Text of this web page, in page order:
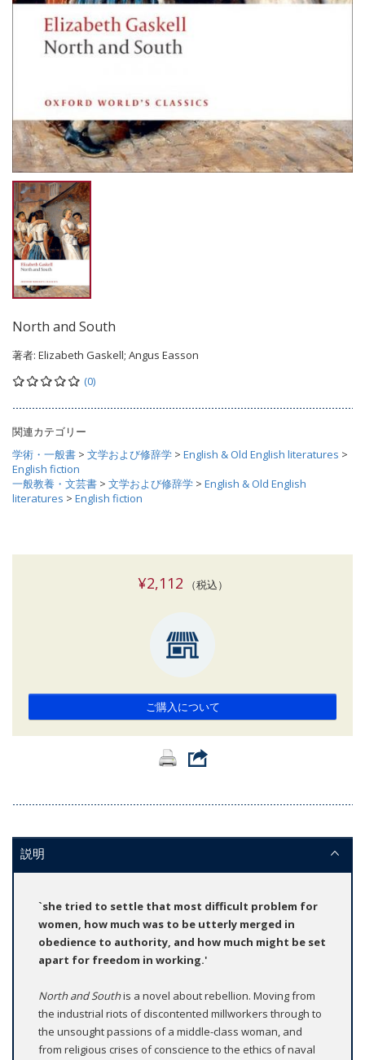
North and South
著者: Elizabeth Gaskell; Angus Easson
(0)
関連カテゴリー
学術・一般書 > 文学および修辞学 > English & Old English literatures >
English fiction
一般教養・文芸書 > 文学および修辞学 > English & Old English
literatures > English fiction
¥2,112 （税込）
ご購入について
説明
`she tried to settle that most difficult problem for
women, how much was to be utterly merged in
obedience to authority, and how much might be set
apart for freedom in working.'
North and Southis a novel about rebellion. Moving from
the industrial riots of discontented millworkers through to
the unsought passions of a middle-class woman, and
from religious crises of conscience to the ethics of naval